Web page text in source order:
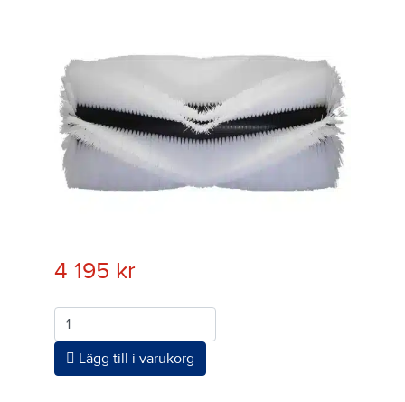
4 195 kr
Antal
Lägg till i varukorg